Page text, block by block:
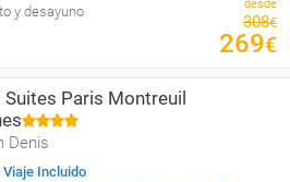
y desayuno desde
308€
269€
Paris Montreuil
Denis
Viaje Incluido